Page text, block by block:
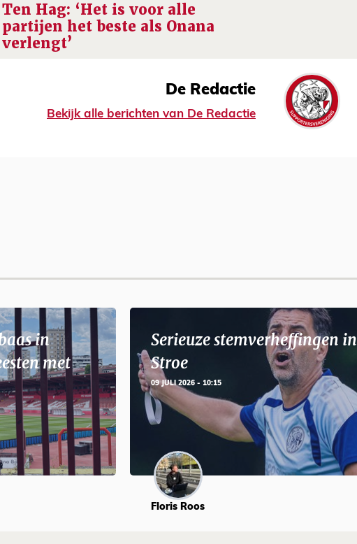
Ten Hag: ‘Het is voor alle
partijen het beste als Onana
verlengt’
De Redactie
Bekijk alle berichten van De Redactie
in
met
Serieuze stemverheffingen in
Stroe
09 JULI 2026 - 10:15
Floris Roos